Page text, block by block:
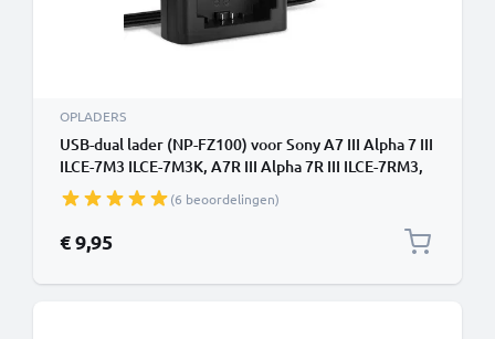
OPLADERS
USB-dual lader (NP-FZ100) voor Sony A7 III Alpha 7 III
ILCE-7M3 ILCE-7M3K, A7R III Alpha 7R III ILCE-7RM3,
A9 Alpha 9 ILCE-9 + 1m + USB Kabel van CELLONIC
(6 beoordelingen)
€ 9,95